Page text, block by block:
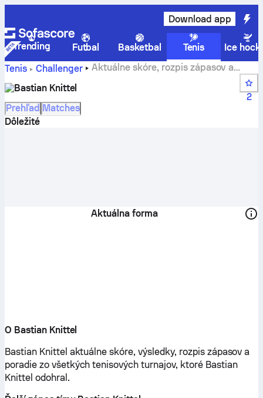
Download app
Trending Futbal Basketbal Tenis
Ice
Tenis
Challenger
Aktuálne skóre, rozpis zápasov a
Bastian Knittel
2
Prehľad Matches
Dôležité
Aktuálna forma
O Bastian Knittel
Bastian Knittel aktuálne skóre, výsledky, rozpis zápasov a
poradie zo všetkých tenisových turnajov, ktoré Bastian
Knittel odohral.